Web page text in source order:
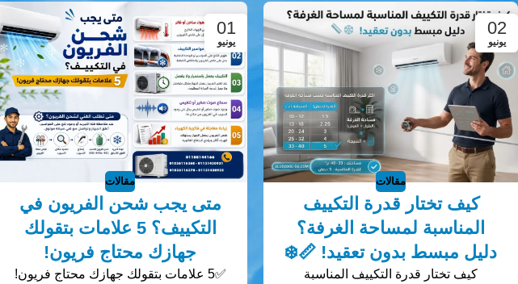
02
يونيو
مقالات
كيف تختار قدرة التكييف
المناسبة لمساحة الغرفة؟
دليل مبسط بدون تعقيد! 📏❄️
كيف تختار قدرة التكييف المناسبة
01
يونيو
مقالات
متى يجب شحن الفريون في
التكييف؟ 5 علامات بتقولك
جهازك محتاج فريون!
✅5 علامات بتقولك جهازك محتاج فريون!